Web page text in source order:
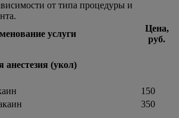
от типа процедуры и
услуги
Цена,
руб.
(укол)
150
350